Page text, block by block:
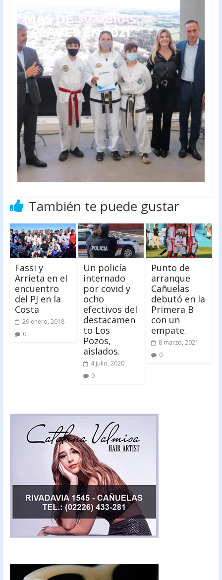
También te puede gustar
Fassi y
Arrieta en el
encuentro
del PJ en la
Costa
29 enero, 2018
0
Un policía
internado
por covid y
ocho
efectivos del
destacamen
to Los
Pozos,
aislados.
4 julio, 2020
0
Punto de
arranque
Cañuelas
debutó en la
Primera B
con un
empate.
8 marzo, 2021
0